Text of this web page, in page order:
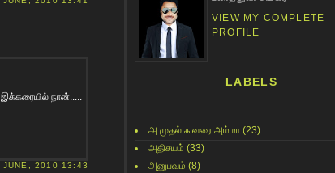
நான்.....
JUNE, 2010 13:43
VIEW MY COMPLETE
PROFILE
LABELS
அ முதல் ஃ வரை அம்மா (23)
அதிசயம் (33)
அனுபவம் (8)